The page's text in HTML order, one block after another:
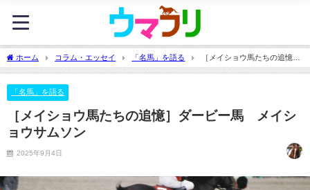
ホーム コラム・エッセイ 「名馬」を語る
［メイショウ馬たちの追憶］
ダービー馬 メイショウサムソン
「名馬」を語る
［メイショウ馬たちの追憶］ダービー馬 メイシ
ョウサムソン
2025年9月4日